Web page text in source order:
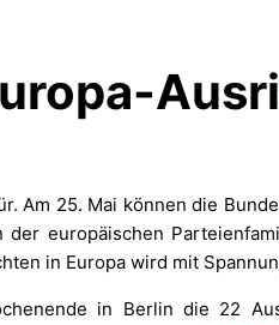
Am 25. Mai können die
europäischen
in Europa wird mit
in Berlin die 22